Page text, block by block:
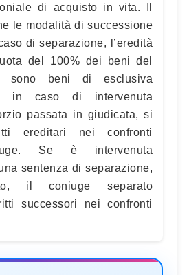
di acquisto in vita. Il
le modalità di successione
di separazione, l’eredità
del 100% dei beni del
sono beni di esclusiva
in caso di intervenuta
passata in giudicata, si
ereditari nei confronti
Se è intervenuta
sentenza di separazione,
il coniuge separato
successori nei confronti